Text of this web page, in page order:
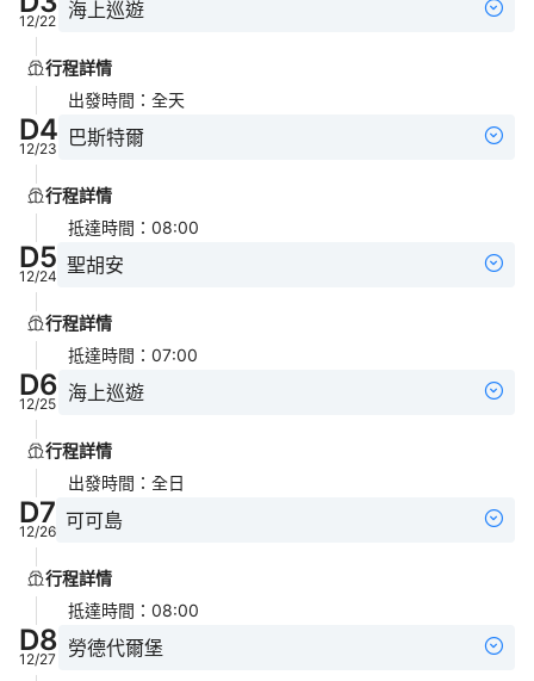
12/22 海上巡遊
行程詳情
出發時間 ： 全天
D4
12/23 巴斯特爾
行程詳情
抵達時間 ： 08:00
D5
12/24 聖胡安
行程詳情
抵達時間 ： 07:00
D6
12/25 海上巡遊
行程詳情
出發時間 ： 全日
D7
12/26 可可島
行程詳情
抵達時間 ： 08:00
D8
12/27 勞德代爾堡